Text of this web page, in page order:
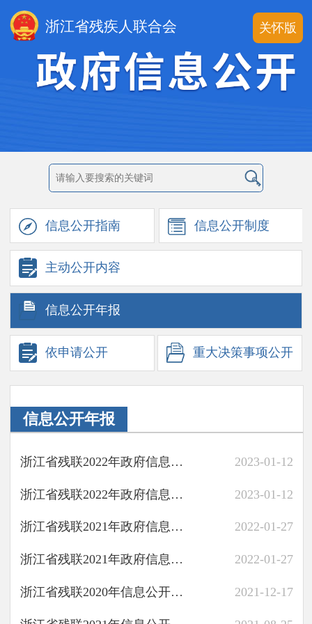
关怀版
浙江省残疾人联合会
信息公开指南 信息公开制度
主动公开内容
信息公开年报
依申请公开 重大决策事项公开
信息公开年报
浙江省残联2022年政府信息公开工作年度报告（图解） 2023-01-12
浙江省残联2022年政府信息公开工作年度报告 2023-01-12
浙江省残联2021年政府信息公开工作年度报告（图解） 2022-01-27
浙江省残联2021年政府信息公开工作年度报告 2022-01-27
浙江省残联2020年信息公开工作年度报告（图解） 2021-12-17